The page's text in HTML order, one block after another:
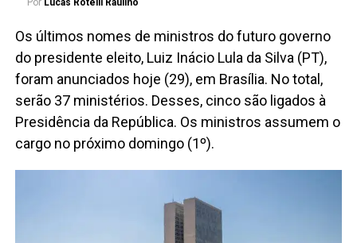
Por Lucas Rotelli Raulino
Os últimos nomes de ministros do futuro governo
do presidente eleito, Luiz Inácio Lula da Silva (PT),
foram anunciados hoje (29), em Brasília. No total,
serão 37 ministérios. Desses, cinco são ligados à
Presidência da República. Os ministros assumem o
cargo no próximo domingo (1º).